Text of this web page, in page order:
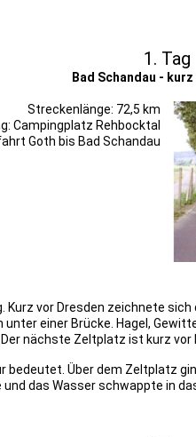
1. Tag
Bad Schandau -
Streckenlänge: 72,5 km
Campingplatz Rehbocktal
Goth bis Bad Schandau
Kurz vor Dresden zeichnete
einer Brücke. Hagel,
nächste Zeltplatz ist kurz
Über dem Zeltplatz
das Wasser schwappte in